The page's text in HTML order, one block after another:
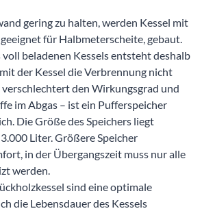
gering zu halten, werden Kessel mit
für Halbmeterscheite, gebaut.
beladenen Kessels entsteht deshalb
der Kessel die Verbrennung nicht
verschlechtert den Wirkungsgrad und
im Abgas – ist ein Pufferspeicher
Die Größe des Speichers liegt
Liter. Größere Speicher
in der Übergangszeit muss nur alle
werden.
sind eine optimale
die Lebensdauer des Kessels